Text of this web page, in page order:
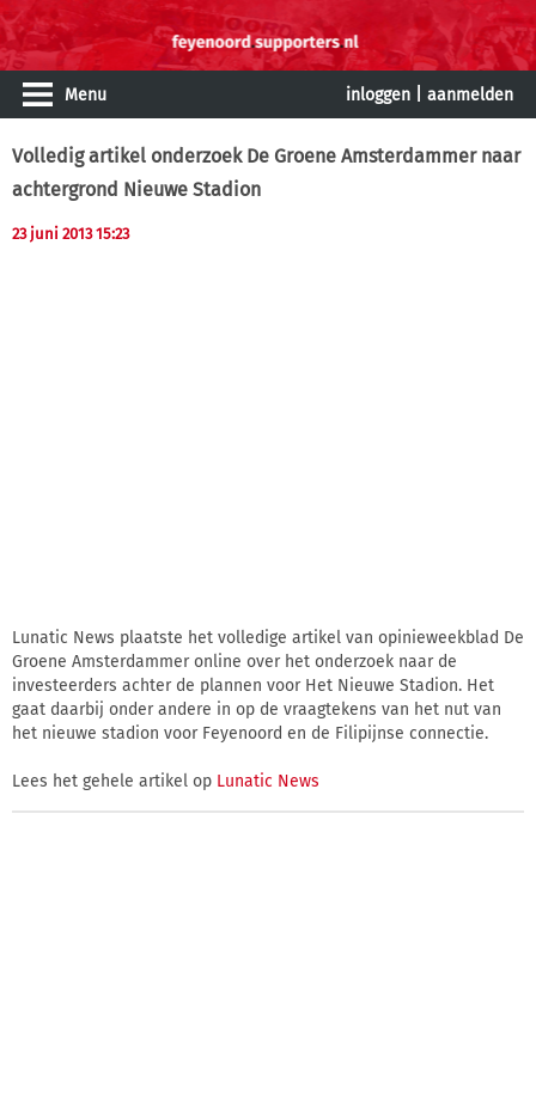
Menu inloggen aanmelden
Volledig artikel onderzoek De Groene Amsterdammer naar
achtergrond Nieuwe Stadion
23 juni 2013 15:23
Lunatic News plaatste het volledige artikel van opinieweekblad De
Groene Amsterdammer online over het onderzoek naar de
investeerders achter de plannen voor Het Nieuwe Stadion. Het
gaat daarbij onder andere in op de vraagtekens van het nut van
het nieuwe stadion voor Feyenoord en de Filipijnse connectie.
Lees het gehele artikel op Lunatic News